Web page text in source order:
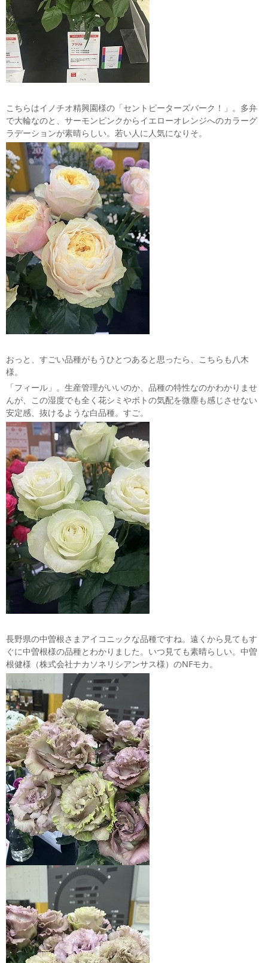
こちらはイノチオ精興園様の「セントピーターズバーク！」。多弁
で大輪なのと、サーモンピンクからイエローオレンジへのカラーグ
ラデーションが素晴らしい。若い人に人気になりそ。
おっと、すごい品種がもうひとつあると思ったら、こちらも八木
様。
「フィール」。生産管理がいいのか、品種の特性なのかわかりませ
んが、この湿度でも全く花シミやボトの気配を微塵も感じさせない
安定感、抜けるような白品種。すご。
長野県の中曽根さまアイコニックな品種ですね。遠くから見てもす
ぐに中曽根様の品種とわかりました。いつ見ても素晴らしい。中曽
根健様（株式会社ナカソネリシアンサス様）のNFモカ。